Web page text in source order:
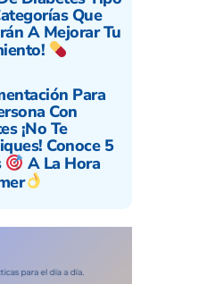
Que
A Mejorar Tu
Para
Con
¡No Te
Conoce 5
A La Hora